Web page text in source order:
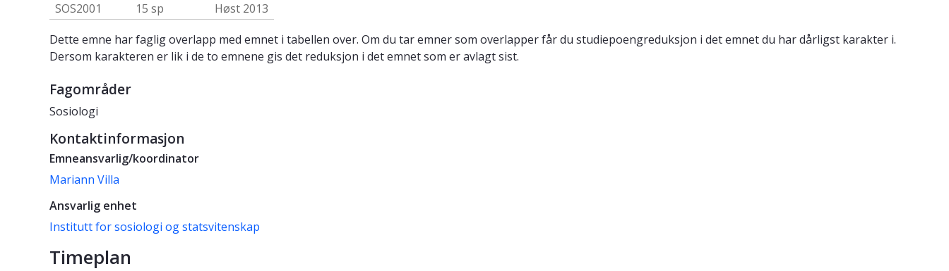
SOS2001 15 sp
Høst 2013
Dette emne har faglig overlapp med emnet i tabellen over. Om du tar emner som overlapper får du studiepoengreduksjon i det emnet du har dårligst karakter i.
Dersom karakteren er lik i de to emnene gis det reduksjon i det emnet som er avlagt sist.
Fagområder
Sosiologi
Kontaktinformasjon
Emneansvarlig/koordinator
Mariann Villa
Ansvarlig enhet
Institutt for sosiologi og statsvitenskap
Timeplan